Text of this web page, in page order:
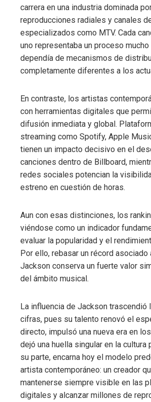
carrera en una industria dominada
reproducciones radiales y canales
especializados como MTV. Cada
uno representaba un proceso
dependía de mecanismos de
completamente diferentes a los
En contraste, los artistas
con herramientas digitales que
difusión inmediata y global.
streaming como Spotify, Apple
tienen un impacto decisivo en el
canciones dentro de Billboard,
redes sociales potencian la
estreno en cuestión de horas.
Aun con esas distinciones, los
viéndose como un indicador
evaluar la popularidad y el
Por ello, rebasar un récord asociado
Jackson conserva un fuerte valor
del ámbito musical.
La influencia de Jackson trascendió
cifras, pues su talento renovó el
directo, impulsó una nueva era en
dejó una huella singular en la cultura
su parte, encarna hoy el modelo
artista contemporáneo: un creador
mantenerse siempre visible en las
digitales y alcanzar millones de